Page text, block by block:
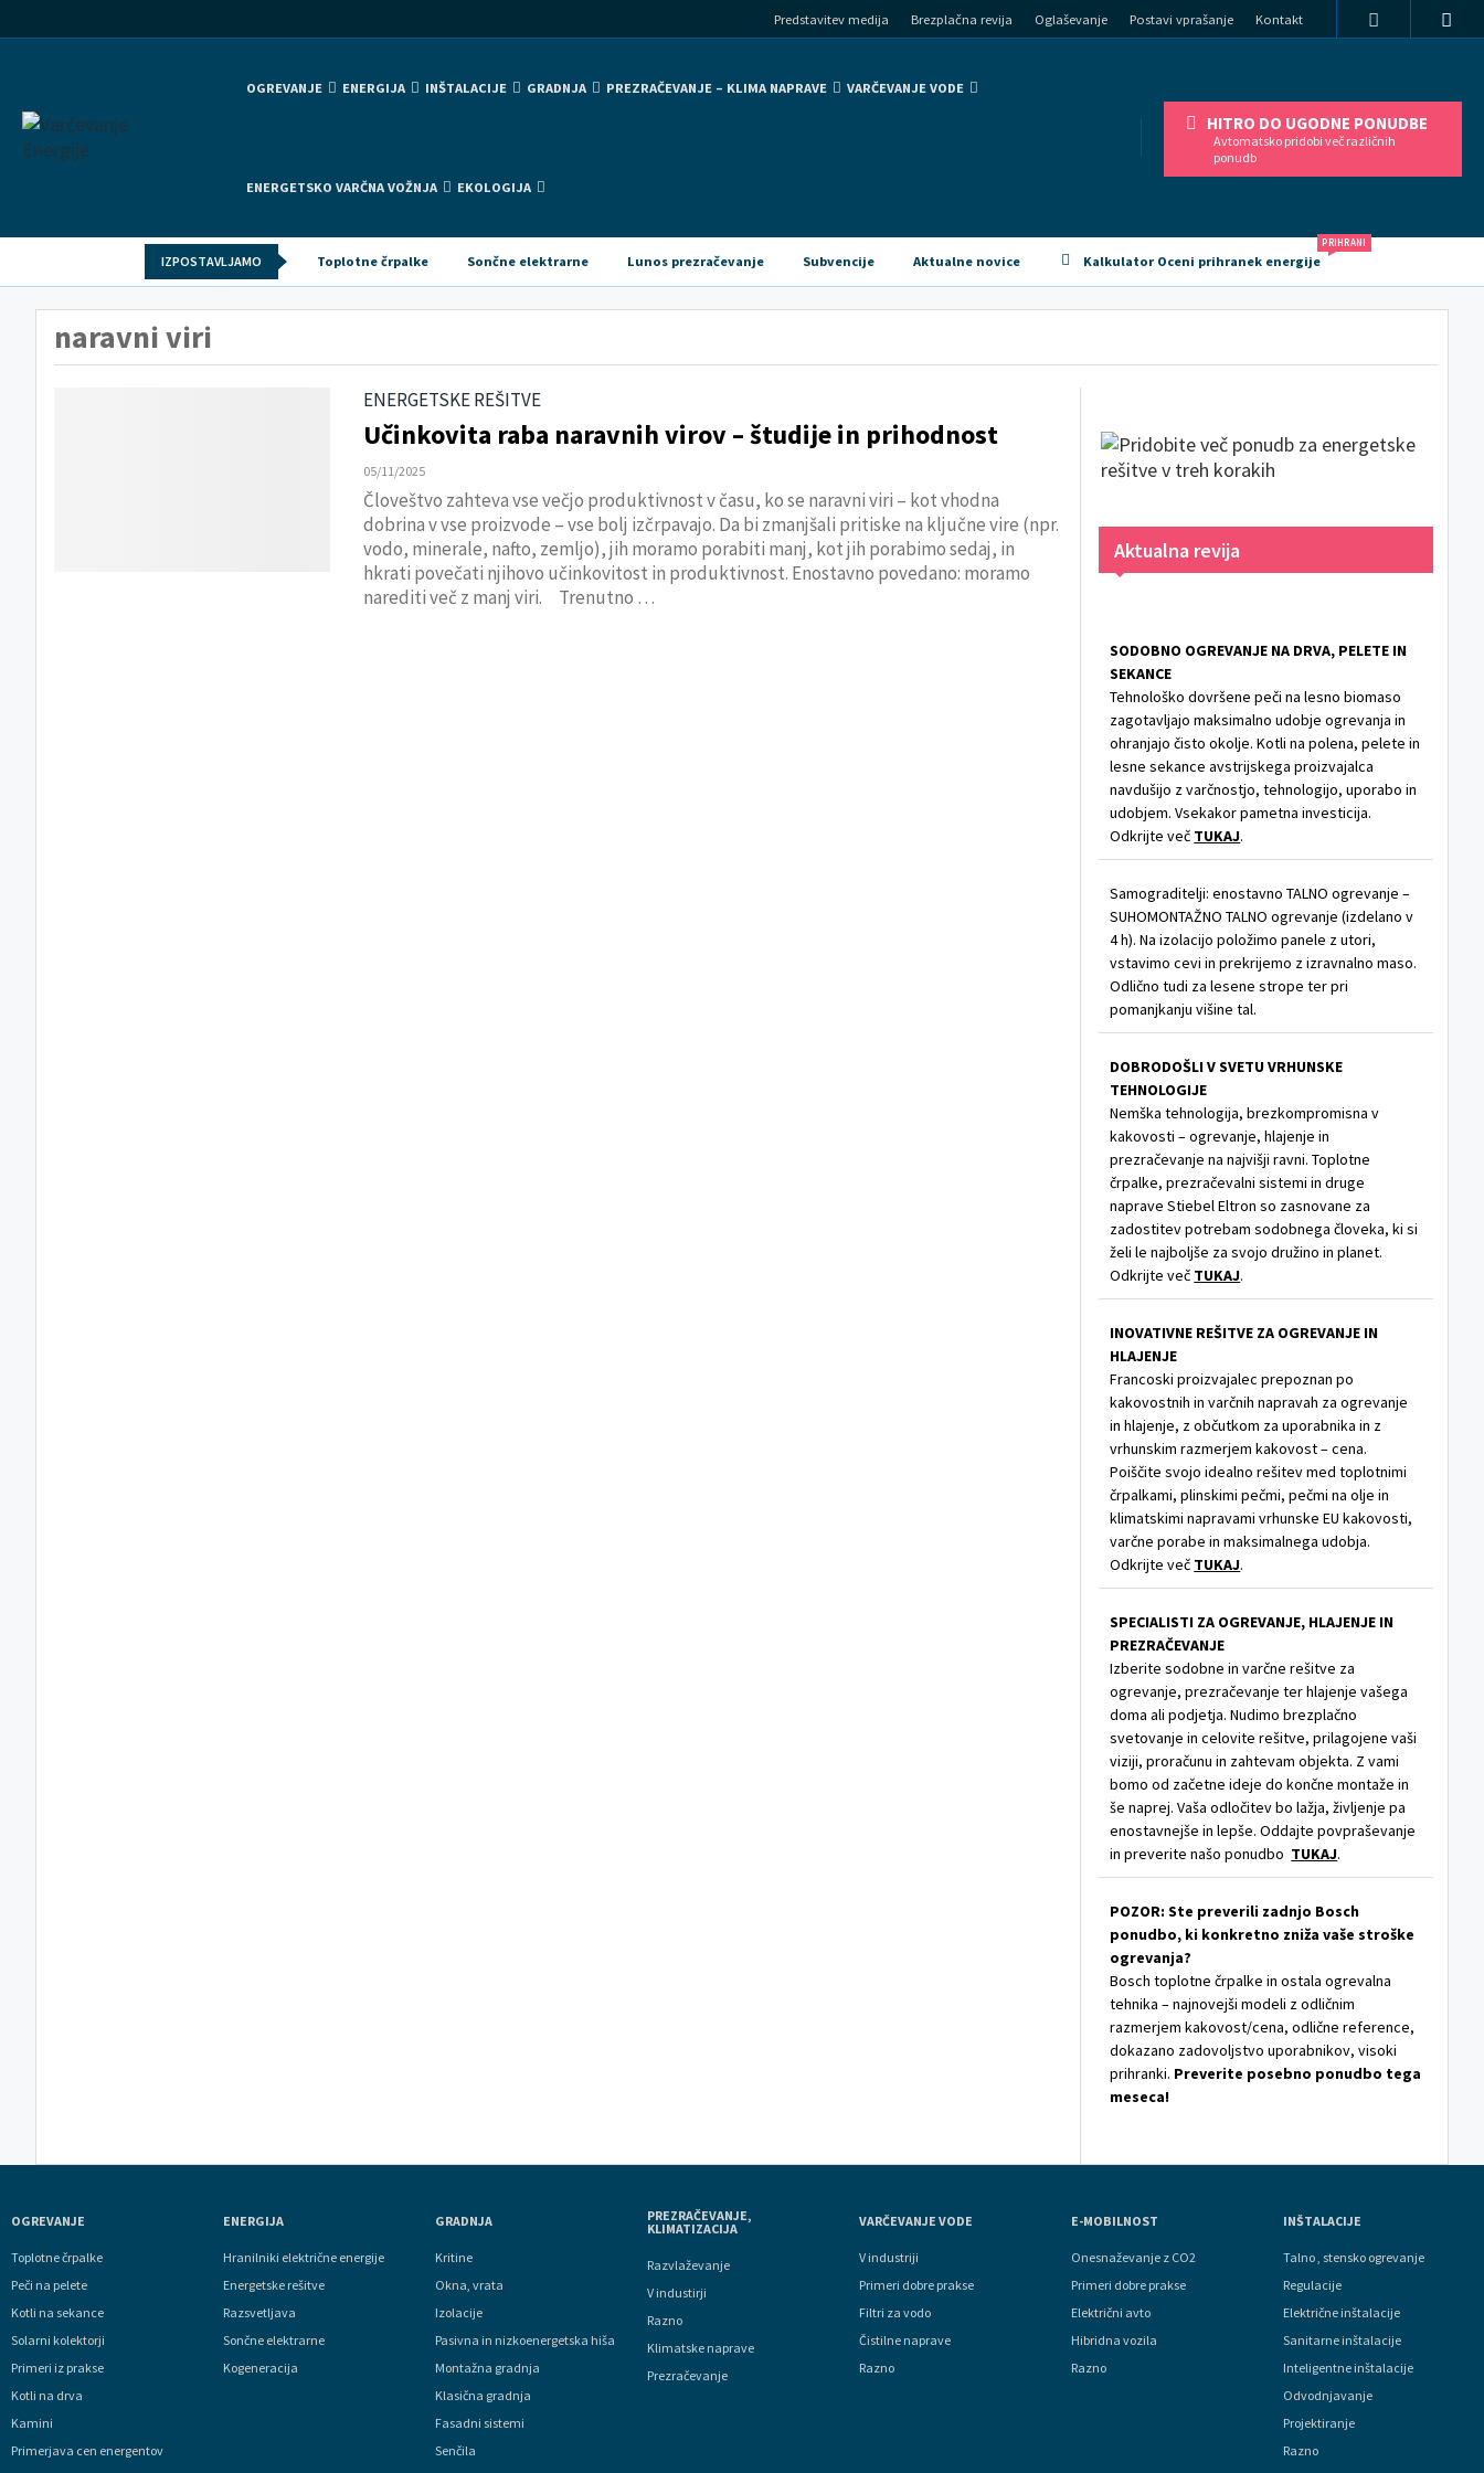
Predstavitev medija Brezplačna revija Oglaševanje Postavi vprašanje Kontakt
OGREVANJE ENERGIJA INŠTALACIJE GRADNJA PREZRAČEVANJE – KLIMA NAPRAVE VARČEVANJE VODE
ENERGETSKO VARČNA VOŽNJA EKOLOGIJA
HITRO DO UGODNE PONUDBE
Avtomatsko pridobi več različnih
ponudb
IZPOSTAVLJAMO Toplotne črpalke Sončne elektrarne Lunos prezračevanje Subvencije Aktualne novice Kalkulator Oceni prihranek energije
PRIHRANI
naravni viri
ENERGETSKE REŠITVE
Učinkovita raba naravnih virov – študije in prihodnost
05/11/2025
Človeštvo zahteva vse večjo produktivnost v času, ko se naravni viri – kot vhodna
dobrina v vse proizvode – vse bolj izčrpavajo. Da bi zmanjšali pritiske na ključne vire (npr.
vodo, minerale, nafto, zemljo), jih moramo porabiti manj, kot jih porabimo sedaj, in
hkrati povečati njihovo učinkovitost in produktivnost. Enostavno povedano: moramo
narediti več z manj viri. Trenutno …
Aktualna revija
SODOBNO OGREVANJE NA DRVA, PELETE IN
SEKANCE
Tehnološko dovršene peči na lesno biomaso
zagotavljajo maksimalno udobje ogrevanja in
ohranjajo čisto okolje. Kotli na polena, pelete in
lesne sekance avstrijskega proizvajalca
navdušijo z varčnostjo, tehnologijo, uporabo in
udobjem. Vsekakor pametna investicija.
Odkrijte več TUKAJ.
Samograditelji: enostavno TALNO ogrevanje –
SUHOMONTAŽNO TALNO ogrevanje (izdelano v
4 h). Na izolacijo položimo panele z utori,
vstavimo cevi in prekrijemo z izravnalno maso.
Odlično tudi za lesene strope ter pri
pomanjkanju višine tal.
DOBRODOŠLI V SVETU VRHUNSKE
TEHNOLOGIJE
Nemška tehnologija, brezkompromisna v
kakovosti – ogrevanje, hlajenje in
prezračevanje na najvišji ravni. Toplotne
črpalke, prezračevalni sistemi in druge
naprave Stiebel Eltron so zasnovane za
zadostitev potrebam sodobnega človeka, ki si
želi le najboljše za svojo družino in planet.
Odkrijte več TUKAJ.
INOVATIVNE REŠITVE ZA OGREVANJE IN
HLAJENJE
Francoski proizvajalec prepoznan po
kakovostnih in varčnih napravah za ogrevanje
in hlajenje, z občutkom za uporabnika in z
vrhunskim razmerjem kakovost – cena.
Poiščite svojo idealno rešitev med toplotnimi
črpalkami, plinskimi pečmi, pečmi na olje in
klimatskimi napravami vrhunske EU kakovosti,
varčne porabe in maksimalnega udobja.
Odkrijte več TUKAJ.
SPECIALISTI ZA OGREVANJE, HLAJENJE IN
PREZRAČEVANJE
Izberite sodobne in varčne rešitve za
ogrevanje, prezračevanje ter hlajenje vašega
doma ali podjetja. Nudimo brezplačno
svetovanje in celovite rešitve, prilagojene vaši
viziji, proračunu in zahtevam objekta. Z vami
bomo od začetne ideje do končne montaže in
še naprej. Vaša odločitev bo lažja, življenje pa
enostavnejše in lepše. Oddajte povpraševanje
in preverite našo ponudbo TUKAJ.
POZOR: Ste preverili zadnjo Bosch
ponudbo, ki konkretno zniža vaše stroške
ogrevanja?
Bosch toplotne črpalke in ostala ogrevalna
tehnika – najnovejši modeli z odličnim
razmerjem kakovost/cena, odlične reference,
dokazano zadovoljstvo uporabnikov, visoki
prihranki. Preverite posebno ponudbo tega
meseca!
OGREVANJE
Toplotne črpalke
Peči na pelete
Kotli na sekance
Solarni kolektorji
Primeri iz prakse
Kotli na drva
Kamini
Primerjava cen energentov
ENERGIJA
Hranilniki električne energije
Energetske rešitve
Razsvetljava
Sončne elektrarne
Kogeneracija
GRADNJA
Kritine
Okna, vrata
Izolacije
Pasivna in nizkoenergetska hiša
Montažna gradnja
Klasična gradnja
Fasadni sistemi
Senčila
PREZRAČEVANJE,
KLIMATIZACIJA
Razvlaževanje
V industirji
Razno
Klimatske naprave
Prezračevanje
VARČEVANJE VODE
V industriji
Primeri dobre prakse
Filtri za vodo
Čistilne naprave
Razno
E-MOBILNOST
Onesnaževanje z CO2
Primeri dobre prakse
Električni avto
Hibridna vozila
Razno
INŠTALACIJE
Talno , stensko ogrevanje
Regulacije
Električne inštalacije
Sanitarne inštalacije
Inteligentne inštalacije
Odvodnjavanje
Projektiranje
Razno